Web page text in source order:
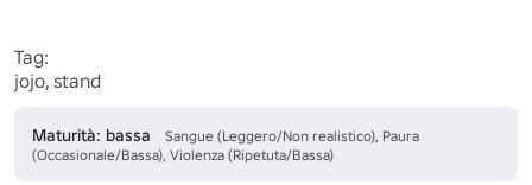
Tag:
jojo, stand
Maturità: bassa
Sangue (Leggero/Non realistico), Paura
(Occasionale/Bassa), Violenza (Ripetuta/Bassa)